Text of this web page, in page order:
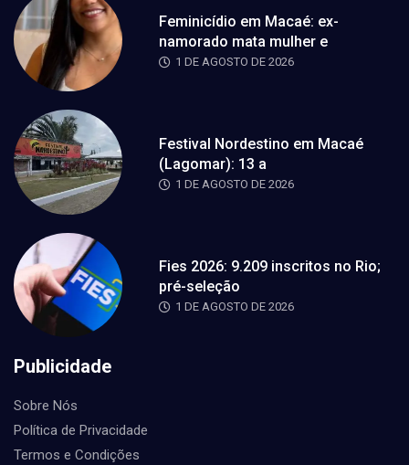
Feminicídio em Macaé: ex-
namorado mata mulher e
1 DE AGOSTO DE 2026
Festival Nordestino em Macaé
(Lagomar): 13 a
1 DE AGOSTO DE 2026
Fies 2026: 9.209 inscritos no Rio;
pré-seleção
1 DE AGOSTO DE 2026
Publicidade
Sobre Nós
Política de Privacidade
Termos e Condições